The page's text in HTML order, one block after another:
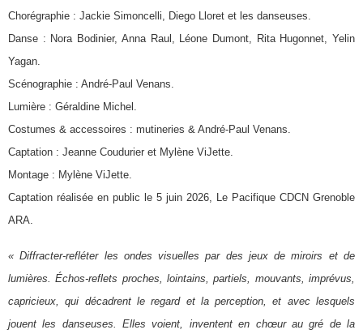
Chorégraphie : Jackie Simoncelli, Diego Lloret et les danseuses.
Danse : Nora Bodinier, Anna Raul, Léone Dumont, Rita Hugonnet, Yelin
Yagan.
Scénographie : André-Paul Venans.
Lumière : Géraldine Michel.
Costumes & accessoires : mutineries & André-Paul Venans.
Captation : Jeanne Coudurier et Mylène ViJette.
Montage : Mylène ViJette.
Captation réalisée en public le 5 juin 2026, Le Pacifique CDCN Grenoble
ARA.
« Diffracter-refléter les ondes visuelles par des jeux de miroirs et de
lumières. Échos-reflets proches, lointains, partiels, mouvants, imprévus,
capricieux, qui décadrent le regard et la perception, et avec lesquels
jouent les danseuses. Elles voient, inventent en chœur au gré de la